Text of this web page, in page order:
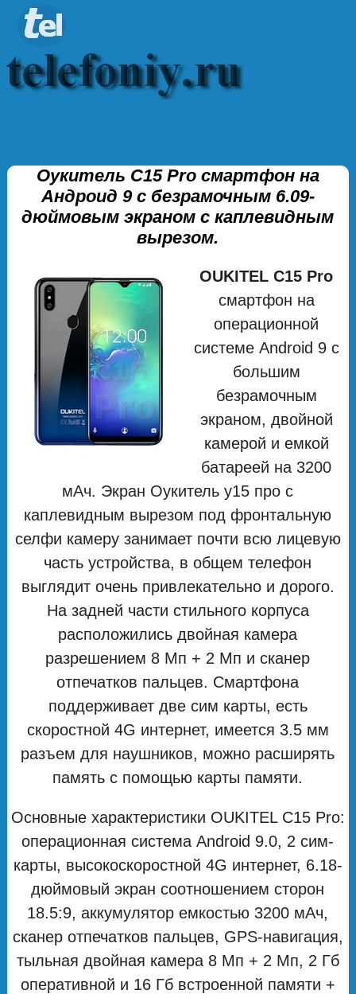
Оукитель C15 Pro смартфон на
Андроид 9 с безрамочным 6.09-
дюймовым экраном с каплевидным
вырезом.
OUKITEL C15 Pro
смартфон на
операционной
системе Android 9 с
большим
безрамочным
экраном, двойной
камерой и емкой
батареей на 3200
мАч. Экран Оукитель у15 про с
каплевидным вырезом под фронтальную
селфи камеру занимает почти всю лицевую
часть устройства, в общем телефон
выглядит очень привлекательно и дорого.
На задней части стильного корпуса
расположились двойная камера
разрешением 8 Мп + 2 Мп и сканер
отпечатков пальцев. Смартфона
поддерживает две сим карты, есть
скоростной 4G интернет, имеется 3.5 мм
разъем для наушников, можно расширять
память с помощью карты памяти.
Основные характеристики OUKITEL C15 Pro:
операционная система Android 9.0, 2 сим-
карты, высокоскоростной 4G интернет, 6.18-
дюймовый экран соотношением сторон
18.5:9, аккумулятор емкостью 3200 мАч,
сканер отпечатков пальцев, GPS-навигация,
тыльная двойная камера 8 Мп + 2 Мп, 2 Гб
оперативной и 16 Гб встроенной памяти +